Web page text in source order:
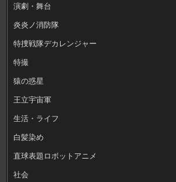
演劇・舞台
炎炎ノ消防隊
特捜戦隊デカレンジャー
特撮
猿の惑星
王立宇宙軍
生活・ライフ
白髪染め
直球表題ロボットアニメ
社会